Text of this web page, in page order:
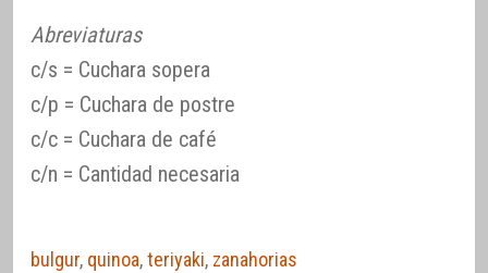
Abreviaturas
c/s = Cuchara sopera
c/p = Cuchara de postre
c/c = Cuchara de café
c/n = Cantidad necesaria
bulgur, quinoa,teriyaki, zanahorias